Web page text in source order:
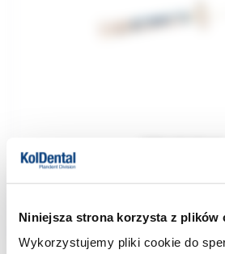
Niniejsza strona korzysta z plików
Wykorzystujemy pliki cookie do